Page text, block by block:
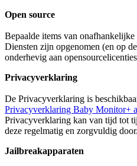
Open source
Bepaalde items van
Diensten zijn opgenomen (en op
onderhevig aan
Privacyverklaring
Privacyverklaring Baby Monitor+
Privacyverklaring kan van tijd tot
deze regelmatig en zorgvuldig door.
Jailbreakapparaten